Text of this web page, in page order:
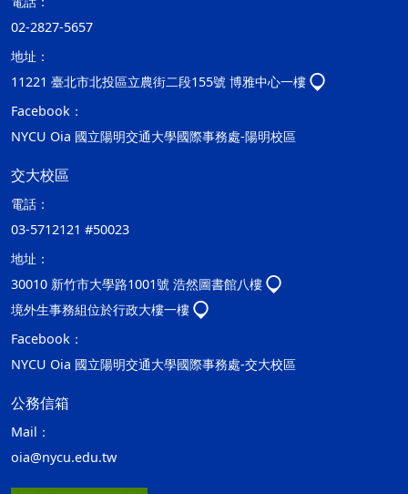
02-2827-5657
地址：
11221 臺北市北投區立農街二段155號 博雅中心一樓
Facebook：
NYCU Oia 國立陽明交通大學國際事務處-陽明校區
交大校區
電話：
03-5712121 #50023
地址：
30010 新竹市大學路1001號 浩然圖書館八樓
境外生事務組位於行政大樓一樓
Facebook：
NYCU Oia 國立陽明交通大學國際事務處-交大校區
公務信箱
Mail：
oia@nycu.edu.tw